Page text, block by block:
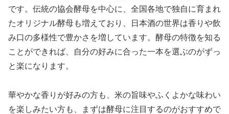
です。伝統の協会酵母を中心に、全国各地で独自に育まれ
たオリジナル酵母も増えており、日本酒の世界は香りや飲
み口の多様性で豊かさを増しています。酵母の特徴を知る
ことができれば、自分の好みに合った一本を選ぶのがずっ
と楽になります。
華やかな香りが好みの方も、米の旨味やふくよかな味わい
を楽しみたい方も、まずは酵母に注目するのがおすすめで